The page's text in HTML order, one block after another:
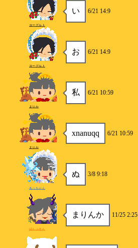
い 6/21 14:9
ヨーグルト
お 6/21 14:9
ヨーグルト
私 6/21 10:59
まりか
xnanuqq 6/21 10:59
まりか
ぬ 3/8 9:18
あっちゃん
まりんか 11/25 2:25
ぱんぷきん